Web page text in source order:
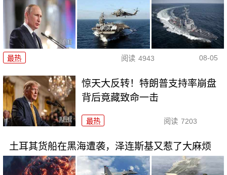
最热 阅读 4943 08-05
惊天大反转！特朗普支持率崩盘
背后竟藏致命一击
最热 阅读 7203
土耳其货船在黑海遭袭，泽连斯基又惹了大麻烦